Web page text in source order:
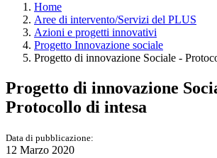
Home
Aree di intervento/Servizi del PLUS
Azioni e progetti innovativi
Progetto Innovazione sociale
Progetto di innovazione Sociale -
Progetto di innovazione
Protocollo di intesa
Data di pubblicazione:
12 Marzo 2020